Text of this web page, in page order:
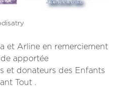
et Arline en remerciement
apportée
et donateurs des Enfants
Tout .